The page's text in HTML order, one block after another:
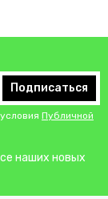
Подписаться
Публичной
наших новых